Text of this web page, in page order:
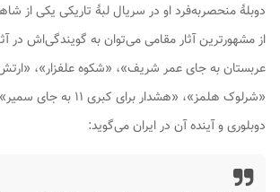
دوبلهٔ منحصربه‌فرد او در سریال لبهٔ تاریکی یکی از
از مشهورترین آثار مقامی می‌توان به گویندگی‌اش در
عربستان به جای عمر شریف»، «شکوه علفزار»،
«شرلوک هلمز»، «هشدار
دوبلوری و آینده آن در ایران می‌گوید: